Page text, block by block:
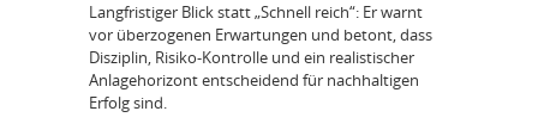
Langfristiger Blick statt „Schnell reich“: Er warnt
vor überzogenen Erwartungen und betont, dass
Disziplin, Risiko-Kontrolle und ein realistischer
Anlagehorizont entscheidend für nachhaltigen
Erfolg sind.